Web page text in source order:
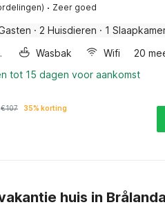
· Zeer goed
· 2 Huisdieren · 1
Wasbak Wifi
20
tot 15 dagen voor aankomst
€107 35% korting
huis in Brålanda